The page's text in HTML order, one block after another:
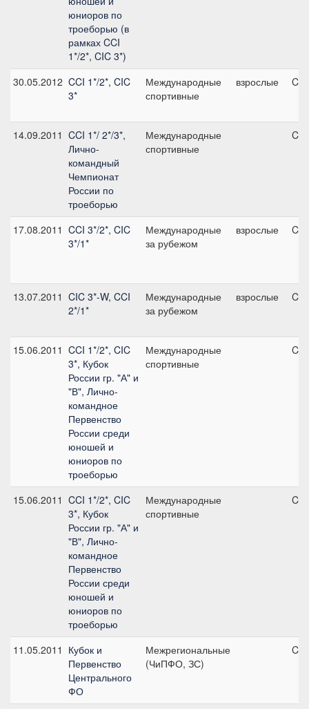
юниоров по
троеборью (в
рамках CCI
1*/2*, CIC 3*)
30.05.2012 CCI 1*/2*, CIC
3*
Международные
спортивные
взрослые
14.09.2011 CCI 1*/ 2*/3*,
Лично-
командный
Чемпионат
России по
троеборью
Международные
спортивные
17.08.2011 CCI 3*/2*, CIC
3*/1*
Международные
за рубежом
взрослые
13.07.2011 CIC 3*-W, CCI
2*/1*
Международные
за рубежом
взрослые
15.06.2011 CCI 1*/2*, CIC
3*, Кубок
России гр. "А" и
"В", Лично-
командное
Первенство
России среди
юношей и
юниоров по
троеборью
Международные
спортивные
15.06.2011 CCI 1*/2*, CIC
3*, Кубок
России гр. "А" и
"В", Лично-
командное
Первенство
России среди
юношей и
юниоров по
троеборью
Международные
спортивные
11.05.2011 Кубок и
Первенство
Центрального
ФО
Межрегиональные
(ЧиПФО, ЗС)